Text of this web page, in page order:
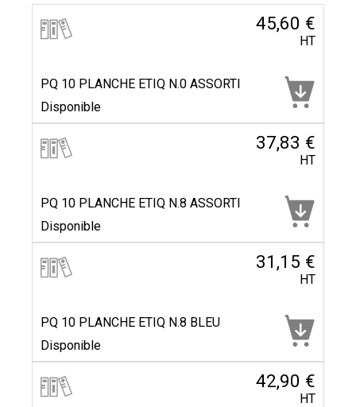
45,60 €
HT
PQ 10 PLANCHE ETIQ N.0 ASSORTI
Disponible
37,83 €
HT
PQ 10 PLANCHE ETIQ N.8 ASSORTI
Disponible
31,15 €
HT
PQ 10 PLANCHE ETIQ N.8 BLEU
Disponible
42,90 €
HT